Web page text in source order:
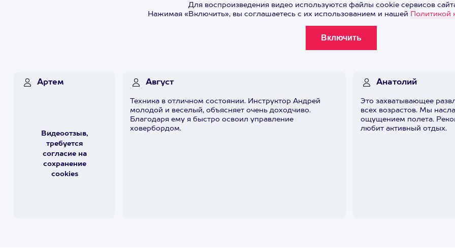
Для воспроизведения видео используются файлы cookie сервисов
Нажимая «Включить», вы соглашаетесь с их использованием и нашей Политикой
Артем
Видеоотзыв,
требуется
согласие на
сохранение
cookies
Август
Техника в отличном состоянии. Инструктор Андрей
молодой и веселый, объясняет очень доходчиво.
Благодаря ему я быстро освоил управление
ховербордом.
Анатолий
Это захватывающее
всех возрастов. Мы
ощущением полета.
любит активный отдых.